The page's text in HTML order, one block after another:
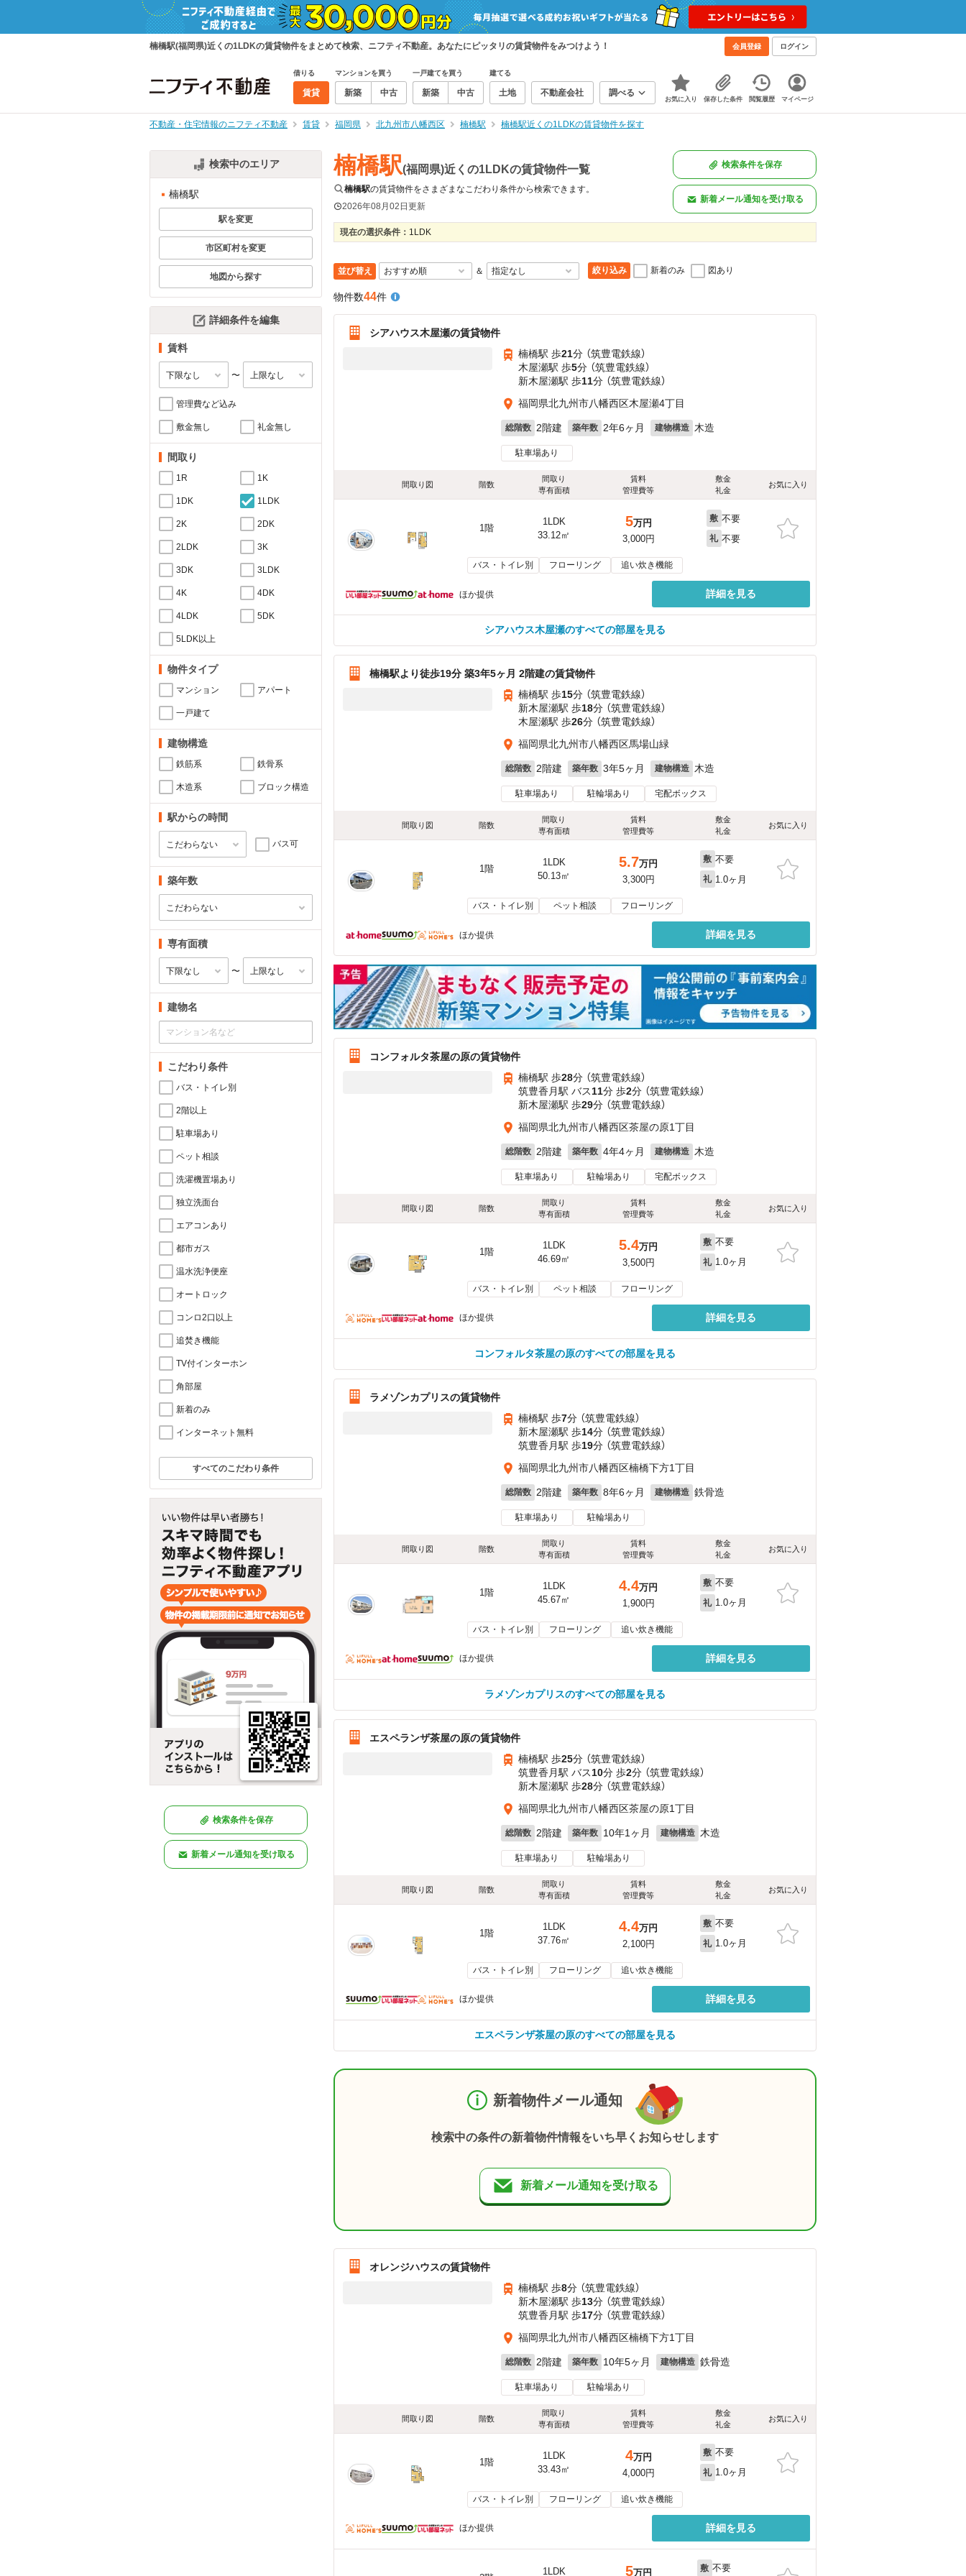
楠橋駅(福岡県)近くの1LDKの賃貸物件をまとめて検索、ニフティ不動産。あなたにピッタリの賃貸物件をみつけよう！ 会員登録 ログイン
借りる
賃貸
マンションを買う
新築 中古
一戸建てを買う
新築 中古
建てる
土地 不動産会社 調べる
お気に入り 保存した条件 閲覧履歴 マイページ
不動産・住宅情報のニフティ不動産 賃貸 福岡県 北九州市八幡西区 楠橋駅 楠橋駅近くの1LDKの賃貸物件を探す
検索中のエリア
楠橋駅
駅を変更
市区町村を変更
地図から探す
詳細条件を編集
賃料
〜
管理費など込み
敷金無し 礼金無し
間取り
1R 1K
1DK 1LDK
2K 2DK
2LDK 3K
3DK 3LDK
4K 4DK
4LDK 5DK
5LDK以上
物件タイプ
マンション アパート
一戸建て
建物構造
鉄筋系 鉄骨系
木造系 ブロック構造
駅からの時間
バス可
築年数
専有面積
〜
建物名
こだわり条件
バス・トイレ別
2階以上
駐車場あり
ペット相談
洗濯機置場あり
独立洗面台
エアコンあり
都市ガス
温水洗浄便座
オートロック
コンロ2口以上
追焚き機能
TV付インターホン
角部屋
新着のみ
インターネット無料
すべてのこだわり条件
検索条件を保存
新着メール通知を受け取る
楠橋駅(福岡県)近くの1LDKの賃貸物件一覧
楠橋駅の賃貸物件をさまざまなこだわり条件から検索できます。
2026年08月02日更新
検索条件を保存
新着メール通知を受け取る
現在の選択条件： 1LDK
並び替え ＆ 絞り込み 新着のみ 図あり
物件数44件
シアハウス木屋瀬の賃貸物件
楠橋駅 歩21分 （筑豊電鉄線）
木屋瀬駅 歩5分 （筑豊電鉄線）
新木屋瀬駅 歩11分 （筑豊電鉄線）
福岡県北九州市八幡西区木屋瀬4丁目
総階数 2階建 築年数 2年6ヶ月 建物構造 木造
駐車場あり
間取り図 階数
間取り
専有面積
賃料
管理費等
敷金
礼金
お気に入り
1階
1LDK
33.12㎡
5万円
3,000円
敷 不要
礼 不要
バス・トイレ別 フローリング 追い炊き機能
ほか提供 詳細を見る
シアハウス木屋瀬のすべての部屋を見る
楠橋駅より徒歩19分 築3年5ヶ月 2階建の賃貸物件
楠橋駅 歩15分 （筑豊電鉄線）
新木屋瀬駅 歩18分 （筑豊電鉄線）
木屋瀬駅 歩26分 （筑豊電鉄線）
福岡県北九州市八幡西区馬場山緑
総階数 2階建 築年数 3年5ヶ月 建物構造 木造
駐車場あり 駐輪場あり 宅配ボックス
間取り図 階数
間取り
専有面積
賃料
管理費等
敷金
礼金
お気に入り
1階
1LDK
50.13㎡
5.7万円
3,300円
敷 不要
礼 1.0ヶ月
バス・トイレ別 ペット相談 フローリング
ほか提供 詳細を見る
コンフォルタ茶屋の原の賃貸物件
楠橋駅 歩28分 （筑豊電鉄線）
筑豊香月駅 バス11分 歩2分 （筑豊電鉄線）
新木屋瀬駅 歩29分 （筑豊電鉄線）
福岡県北九州市八幡西区茶屋の原1丁目
総階数 2階建 築年数 4年4ヶ月 建物構造 木造
駐車場あり 駐輪場あり 宅配ボックス
間取り図 階数
間取り
専有面積
賃料
管理費等
敷金
礼金
お気に入り
1階
1LDK
46.69㎡
5.4万円
3,500円
敷 不要
礼 1.0ヶ月
バス・トイレ別 ペット相談 フローリング
ほか提供 詳細を見る
コンフォルタ茶屋の原のすべての部屋を見る
ラメゾンカプリスの賃貸物件
楠橋駅 歩7分 （筑豊電鉄線）
新木屋瀬駅 歩14分 （筑豊電鉄線）
筑豊香月駅 歩19分 （筑豊電鉄線）
福岡県北九州市八幡西区楠橋下方1丁目
総階数 2階建 築年数 8年6ヶ月 建物構造 鉄骨造
駐車場あり 駐輪場あり
間取り図 階数
間取り
専有面積
賃料
管理費等
敷金
礼金
お気に入り
1階
1LDK
45.67㎡
4.4万円
1,900円
敷 不要
礼 1.0ヶ月
バス・トイレ別 フローリング 追い炊き機能
ほか提供 詳細を見る
ラメゾンカプリスのすべての部屋を見る
エスペランザ茶屋の原の賃貸物件
楠橋駅 歩25分 （筑豊電鉄線）
筑豊香月駅 バス10分 歩2分 （筑豊電鉄線）
新木屋瀬駅 歩28分 （筑豊電鉄線）
福岡県北九州市八幡西区茶屋の原1丁目
総階数 2階建 築年数 10年1ヶ月 建物構造 木造
駐車場あり 駐輪場あり
間取り図 階数
間取り
専有面積
賃料
管理費等
敷金
礼金
お気に入り
1階
1LDK
37.76㎡
4.4万円
2,100円
敷 不要
礼 1.0ヶ月
バス・トイレ別 フローリング 追い炊き機能
ほか提供 詳細を見る
エスペランザ茶屋の原のすべての部屋を見る
新着物件メール通知
検索中の条件の新着物件情報をいち早くお知らせします
新着メール通知を受け取る
オレンジハウスの賃貸物件
楠橋駅 歩8分 （筑豊電鉄線）
新木屋瀬駅 歩13分 （筑豊電鉄線）
筑豊香月駅 歩17分 （筑豊電鉄線）
福岡県北九州市八幡西区楠橋下方1丁目
総階数 2階建 築年数 10年5ヶ月 建物構造 鉄骨造
駐車場あり 駐輪場あり
間取り図 階数
間取り
専有面積
賃料
管理費等
敷金
礼金
お気に入り
1階
1LDK
33.43㎡
4万円
4,000円
敷 不要
礼 1.0ヶ月
バス・トイレ別 フローリング 追い炊き機能
ほか提供 詳細を見る
1LDK 5万円 敷 不要